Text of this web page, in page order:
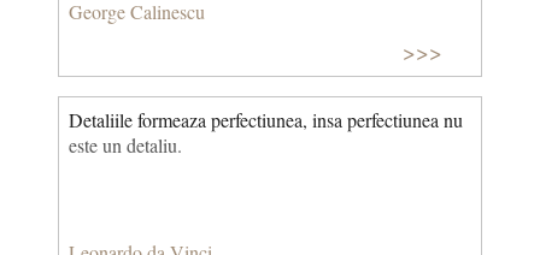
George Calinescu
>>>
Detaliile formeaza perfectiunea, insa perfectiunea nu
este un detaliu.